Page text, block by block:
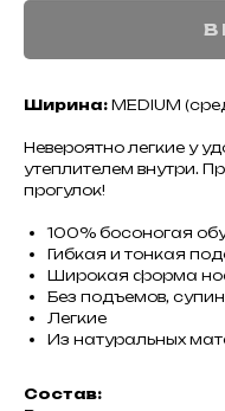
В
Ширина: MEDIUM
Невероятно легкие у
утеплителем внутри.
прогулок!
100% босоногая
Гибкая и тонкая
Широкая форма
Без подъемов,
Легкие
Из натуральных
Состав: